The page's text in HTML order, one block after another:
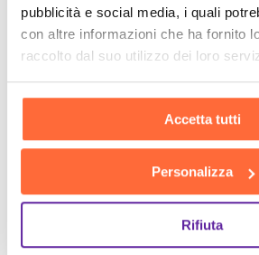
pubblicità e social media, i quali
con altre informazioni che ha fornito
raccolto dal suo utilizzo dei loro
Accetta tutti
Personalizza
Rifiuta